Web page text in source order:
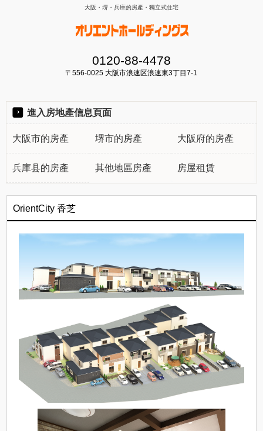
大阪・堺・兵庫的房產・獨立式住宅
0120-88-4478
〒556-0025 大阪市浪速区浪速東3丁目7-1
進入房地產信息頁面
大阪市的房產 堺市的房產 大阪府的房產
兵庫县的房產 其他地區房產 房屋租賃
OrientCity 香芝